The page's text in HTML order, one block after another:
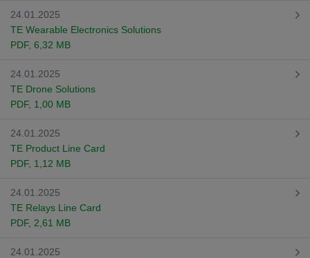
24.01.2025
TE Wearable Electronics Solutions
PDF, 6,32 MB
24.01.2025
TE Drone Solutions
PDF, 1,00 MB
24.01.2025
TE Product Line Card
PDF, 1,12 MB
24.01.2025
TE Relays Line Card
PDF, 2,61 MB
24.01.2025